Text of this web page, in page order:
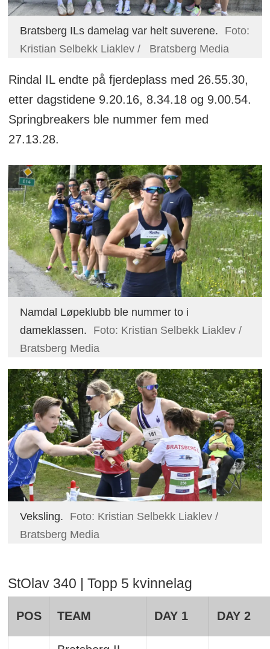
Bratsberg ILs damelag var helt suverene.
Foto:
Kristian Selbekk Liaklev / Bratsberg Media
Rindal IL endte på fjerdeplass med 26.55.30,
etter dagstidene 9.20.16, 8.34.18 og 9.00.54.
Springbreakers ble nummer fem med
27.13.28.
Namdal Løpeklubb ble nummer to i
dameklassen.
Foto: Kristian Selbekk Liaklev /
Bratsberg Media
Veksling.
Foto: Kristian Selbekk Liaklev /
Bratsberg Media
StOlav 340 | Topp 5 kvinnelag
POS TEAM DAY 1 DAY 2